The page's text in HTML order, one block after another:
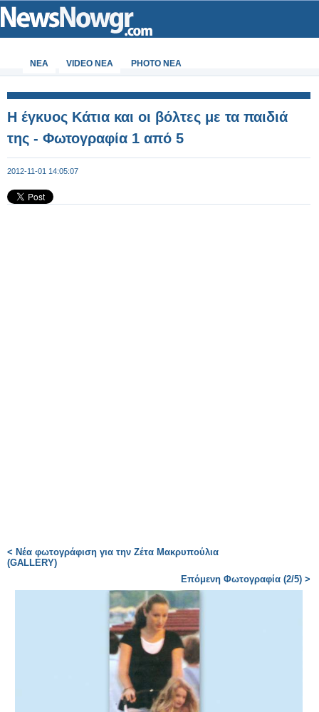
ΝΕΑ VIDEO NEA PHOTO NEA
Η έγκυος Κάτια και οι βόλτες με τα παιδιά
της - Φωτογραφία 1 από 5
2012-11-01 14:05:07
< Νέα φωτογράφιση για την Ζέτα Μακρυπούλια
(GALLERY)
Επόμενη Φωτογραφία (2/5) >